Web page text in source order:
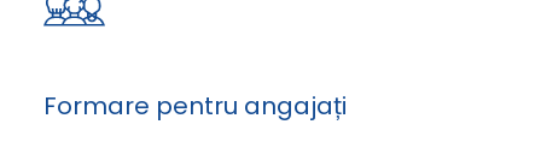
Formare pentru angajați